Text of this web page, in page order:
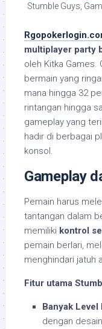
Stumble Guys,
multiplayer party
oleh Kitka Games.
bermain yang
mana hingga 32
rintangan hingga
gameplay yang
hadir di berbagai
konsol.
Gameplay
Pemain harus
tantangan dalam
memiliki kontrol
pemain berlari,
menghindari jatuh
Fitur utama
Banyak Level
dengan